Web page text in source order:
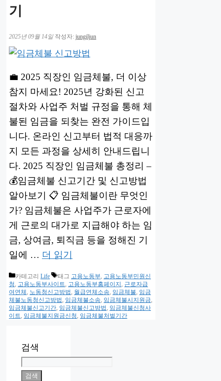
기
2025년 09월 14일 작성자: jungiljun
💼 2025 직장인 임금체불, 더 이상
참지 마세요! 2025년 강화된 신고
절차와 사업주 처벌 규정을 통해 체
불된 임금을 되찾는 완전 가이드입
니다. 온라인 신고부터 법적 대응까
지 모든 과정을 상세히 안내드립니
다. 2025 직장인 임금체불 총정리 –
💰임금체불 신고기간 및 신고방법
알아보기 📋 임금체불이란 무엇인
가? 임금체불은 사업주가 근로자에
게 근로의 대가로 지급해야 하는 임
금, 상여금, 퇴직금 등을 정해진 기
일에 … 더 읽기
카테고리 Life 태그 고용노동부, 고용노동부민원신
청, 고용노동부사이트, 고용노동부홈페이지 , 근로자급
여연체 , 노동청신고방법, 월급연체소송, 임금체불, 임금
체불노동청신고방법, 임금체불소송, 임금체불시지원금,
임금체불신고기간, 임금체불신고방법, 임금체불신청사
이트, 임금체불지원금신청, 임금체불처벌기간
검색
검색